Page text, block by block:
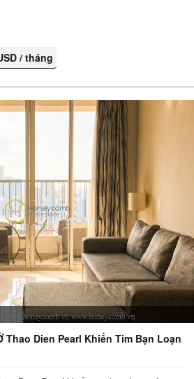
/ tháng
Thao Dien Pearl Khiến Tim Bạn Loạn